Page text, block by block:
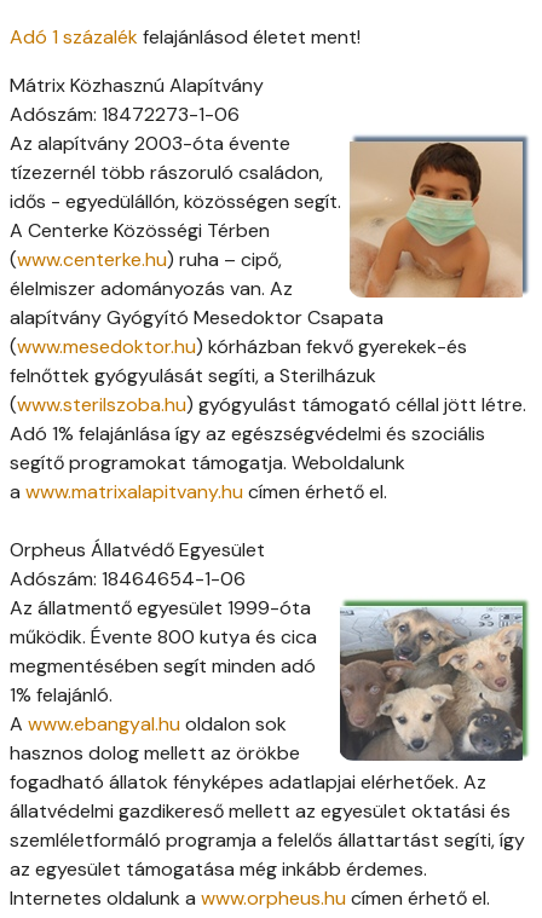
Adó 1 százalékfelajánlásod életet ment!
Mátrix Közhasznú Alapítvány
Adószám: 18472273-1-06
Az alapítvány 2003-óta évente
tízezernél több rászoruló családon,
idős - egyedülállón, közösségen segít.
A Centerke Közösségi Térben
(www.centerke.hu) ruha – cipő,
élelmiszer adományozás van. Az
alapítvány Gyógyító Mesedoktor Csapata
(www.mesedoktor.hu) kórházban fekvő gyerekek-és
felnőttek gyógyulását segíti, a Sterilházuk
(www.sterilszoba.hu) gyógyulást támogató céllal jött létre.
Adó 1% felajánlása így az egészségvédelmi és szociális
segítő programokat támogatja. Weboldalunk
a www.matrixalapitvany.hucímen érhető el.
Orpheus Állatvédő Egyesület
Adószám: 18464654-1-06
Az állatmentő egyesület 1999-óta
működik. Évente 800 kutya és cica
megmentésében segít minden adó
1% felajánló.
A www.ebangyal.huoldalon sok
hasznos dolog mellett az örökbe
fogadható állatok fényképes adatlapjai elérhetőek. Az
állatvédelmi gazdikereső mellett az egyesület oktatási és
szemléletformáló programja a felelős állattartást segíti, így
az egyesület támogatása még inkább érdemes.
Internetes oldalunk a www.orpheus.hucímen érhető el.